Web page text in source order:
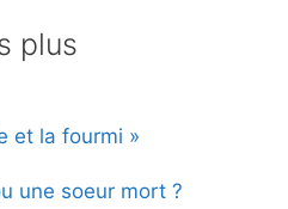
plus
et la fourmi »
une soeur mort ?